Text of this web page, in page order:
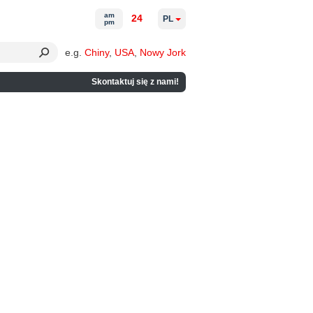
e.g. Chiny, USA Nowy Jork
Skontaktuj się z nami!
am
pm
24 PL